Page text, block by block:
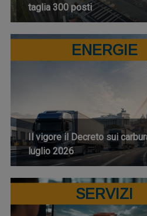
taglia 300 posti
ENERGIE
Il vigore il Decreto sui
luglio 2026
SERVIZI